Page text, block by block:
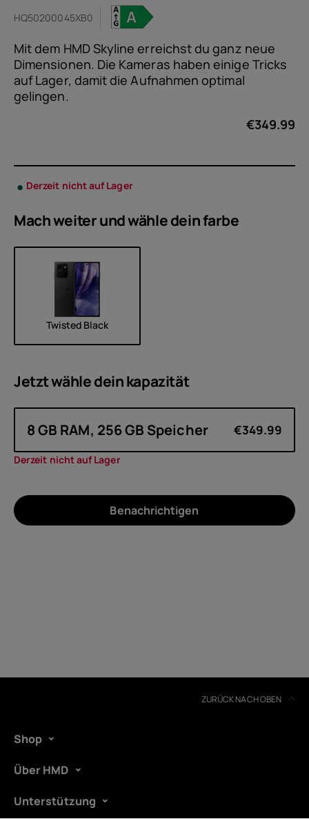
Um
HQ50200045XB0
Mit dem HMD Skyline erreichst du ganz neue
Dimensionen. Die Kameras haben einige Tricks
auf Lager, damit die Aufnahmen optimal
gelingen.
€349.99
Derzeit nicht auf Lager
Mach weiter und wähle deinfarbe
Twisted Black
Jetzt wähle deinkapazität
8 GB RAM, 256 GB Speicher €349.99
Derzeit nicht auf Lager
Benachrichtigen
ZURÜCK NACH OBEN
Shop
Über HMD
Unterstützung